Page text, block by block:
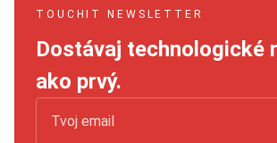
TOUCHIT NEWSLETTER
Dostávaj technologické
ako prvý.